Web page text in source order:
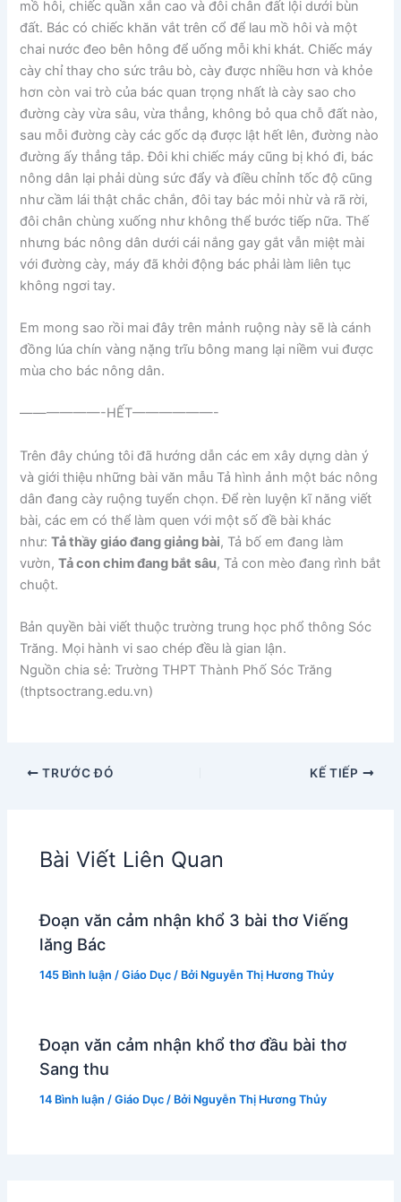
mồ hôi, chiếc quần xắn cao và đôi chân đất lội dưới bùn
đất. Bác có chiếc khăn vắt trên cổ để lau mồ hôi và một
chai nước đeo bên hông để uống mỗi khi khát. Chiếc máy
cày chỉ thay cho sức trâu bò, cày được nhiều hơn và khỏe
hơn còn vai trò của bác quan trọng nhất là cày sao cho
đường cày vừa sâu, vừa thẳng, không bỏ qua chỗ đất nào,
sau mỗi đường cày các gốc dạ được lật hết lên, đường nào
đường ấy thẳng tắp. Đôi khi chiếc máy cũng bị khó đi, bác
nông dân lại phải dùng sức đẩy và điều chỉnh tốc độ cũng
như cầm lái thật chắc chắn, đôi tay bác mỏi nhừ và rã rời,
đôi chân chùng xuống như không thể bước tiếp nữa. Thế
nhưng bác nông dân dưới cái nắng gay gắt vẫn miệt mài
với đường cày, máy đã khởi động bác phải làm liên tục
không ngơi tay.
Em mong sao rồi mai đây trên mảnh ruộng này sẽ là cánh
đồng lúa chín vàng nặng trĩu bông mang lại niềm vui được
mùa cho bác nông dân.
——————-HẾT——————-
Trên đây chúng tôi đã hướng dẫn các em xây dựng dàn ý
và giới thiệu những bài văn mẫu Tả hình ảnh một bác nông
dân đang cày ruộng tuyển chọn. Để rèn luyện kĩ năng viết
bài, các em có thể làm quen với một số đề bài khác
như:Tả thầy giáo đang giảng bài, Tả bố em đang làm
vườn,Tả con chim đang bắt sâu, Tả con mèo đang rình bắt
chuột.
Bản quyền bài viết thuộc trường trung học phổ thông Sóc
Trăng. Mọi hành vi sao chép đều là gian lận.
Nguồn chia sẻ: Trường THPT Thành Phố Sóc Trăng
(thptsoctrang.edu.vn)
TRƯỚC ĐÓ KẾ TIẾP
Bài Viết Liên Quan
Đoạn văn cảm nhận khổ 3 bài thơ Viếng
lăng Bác
145 Bình luận /Giáo Dục / Bởi Nguyễn Thị Hương Thủy
Đoạn văn cảm nhận khổ thơ đầu bài thơ
Sang thu
14 Bình luận /Giáo Dục / Bởi Nguyễn Thị Hương Thủy